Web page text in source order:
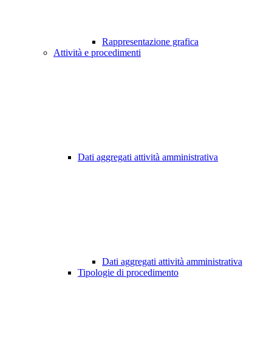
Rappresentazione grafica
Attività e procedimenti
Dati aggregati attività amministrativa
Dati aggregati attività amministrativa
Tipologie di procedimento